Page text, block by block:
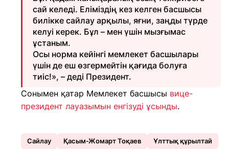
сай келеді. Еліміздің кез келген басшысы
билікке сайлау арқылы, яғни, заңды түрде
келуі керек. Бұл – мен үшін мызғымас
ұстаным.
Осы норма кейінгі мемлекет басшылары
үшін де еш өзгермейтін қағида болуға
тиіс!», – деді Президент.
Сонымен қатар Мемлекет басшысы вице-
президент лауазымын енгізуді ұсынды.
Сайлау Қасым-Жомарт Тоқаев Ұлттық құрылтай